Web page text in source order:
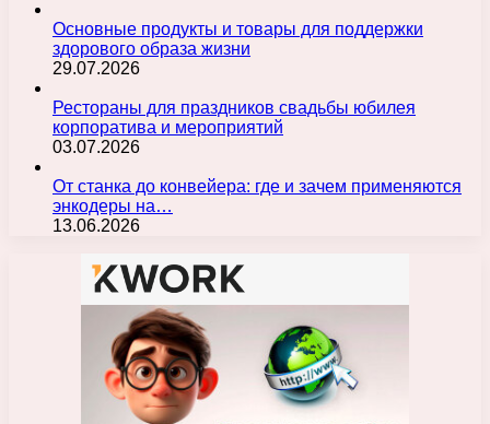
Основные продукты и товары для поддержки
здорового образа жизни
29.07.2026
Рестораны для праздников свадьбы юбилея
корпоратива и мероприятий
03.07.2026
От станка до конвейера: где и зачем применяются
энкодеры на…
13.06.2026